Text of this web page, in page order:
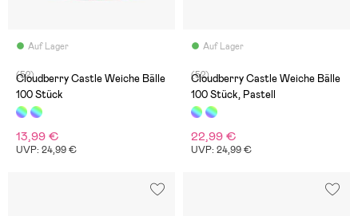
Auf Lager
(52)
Cloudberry Castle Weiche Bälle
100 Stück
13,99 €
UVP: 24,99 €
Auf Lager
(52)
Cloudberry Castle Weiche Bälle
100 Stück, Pastell
22,99 €
UVP: 24,99 €